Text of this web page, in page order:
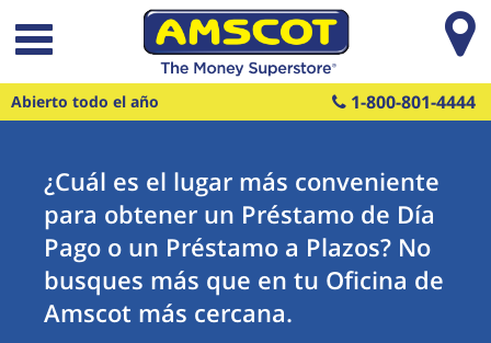
Saltar al contenido principal
Abierto todo el año 1-800-801-4444
¿Cuál es el lugar más conveniente
para obtener un Préstamo de Día
Pago o un Préstamo a Plazos? No
busques más que en tu Oficina de
Amscot más cercana.